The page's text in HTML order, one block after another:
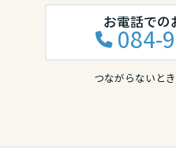
お電話での
084-
つながらないとき